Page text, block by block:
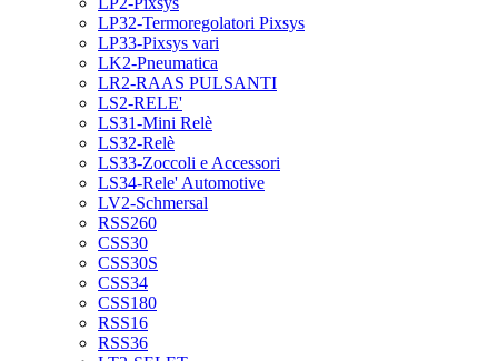
LP32-Termoregolatori Pixsys
LP33-Pixsys vari
LK2-Pneumatica
LR2-RAAS PULSANTI
LS2-RELE'
LS31-Mini Relè
LS32-Relè
LS33-Zoccoli e Accessori
LS34-Rele' Automotive
LV2-Schmersal
RSS260
CSS30
CSS30S
CSS34
CSS180
RSS16
RSS36